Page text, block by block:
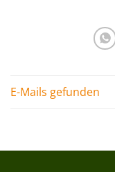
E-Mails gefunden